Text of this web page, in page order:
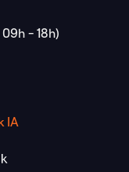
- 18h)
IA